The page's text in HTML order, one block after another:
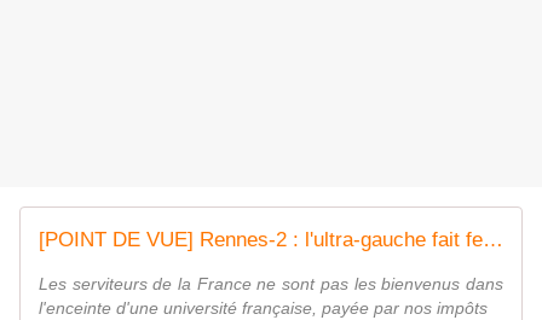
[POINT DE VUE] Rennes-2 : l'ultra-gauche fait fermer un stand de recrutement de l'armée et de la police... - Boulevard Voltaire
Les serviteurs de la France ne sont pas les bienvenus dans
l'enceinte d'une université française, payée par nos impôts